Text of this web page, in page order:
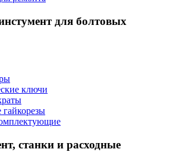
для болтовых
ключи
гайкорезы
станки и расходные